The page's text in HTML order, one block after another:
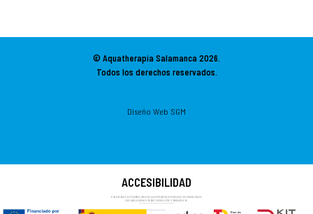
© Aquatherapia Salamanca2026.
Todos los derechos reservados.
Diseño Web SGM
ACCESIBILIDAD